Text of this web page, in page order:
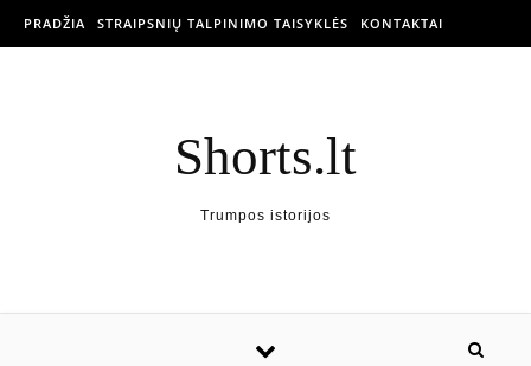
PRADŽIA STRAIPSNIŲ TALPINIMO TAISYKLĖS KONTAKTAI
Shorts.lt
Trumpos istorijos